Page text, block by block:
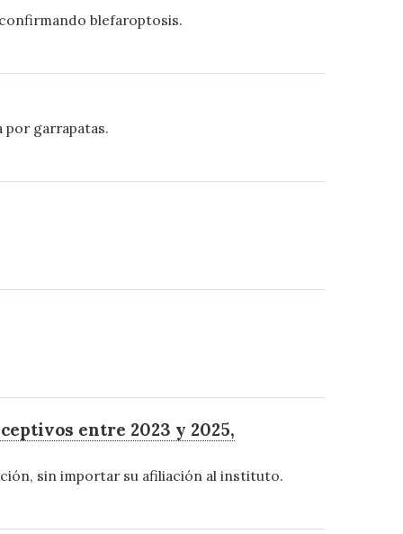
blefaroptosis.
garrapatas.
entre 2023 y 2025,
sin importar su afiliación al instituto.